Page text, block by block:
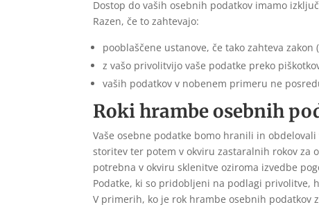
Dostop do vaših osebnih podatkov imamo
Razen, če to zahtevajo:
pooblaščene ustanove, če tako zahteva zakon
z vašo privolitvijo vaše podatke preko
vaših podatkov v nobenem primeru ne
Roki hrambe osebnih
Vaše osebne podatke bomo hranili in
storitev ter potem v okviru zastaralnih rokov za
potrebna v okviru sklenitve oziroma izvedbe
Podatke, ki so pridobljeni na podlagi privolitve,
V primerih, ko je rok hrambe osebnih podatkov